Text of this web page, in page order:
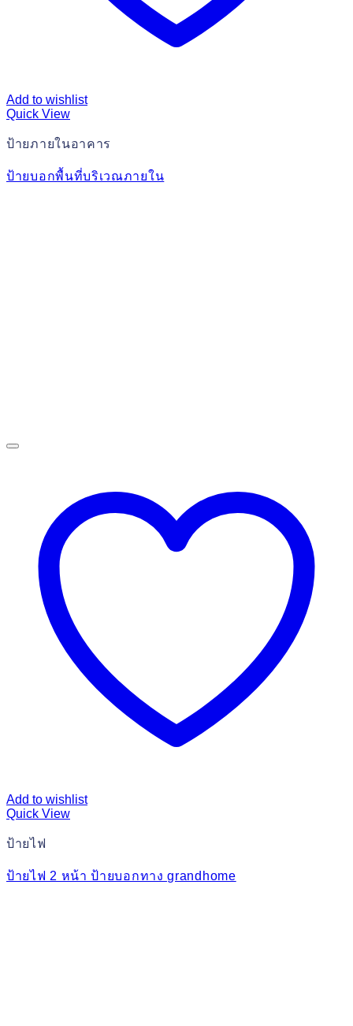
Add to wishlist
Quick View
ป้ายภายในอาคาร
ป้ายบอกพื้นที่บริเวณภายใน
Add to wishlist
Quick View
ป้ายไฟ
ป้ายไฟ 2 หน้า ป้ายบอกทาง grandhome